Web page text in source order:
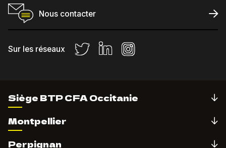
Nous contacter
Sur les réseaux
Siège BTP CFA Occitanie
Montpellier
Perpignan